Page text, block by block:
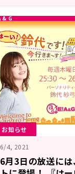
お知らせ
6/4, 2021
6月3日の放送に